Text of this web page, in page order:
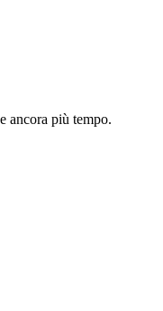
ancora più tempo.